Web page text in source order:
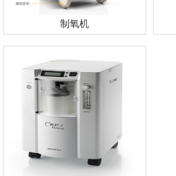
制氧机